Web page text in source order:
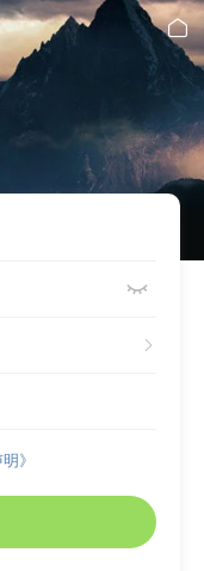



》